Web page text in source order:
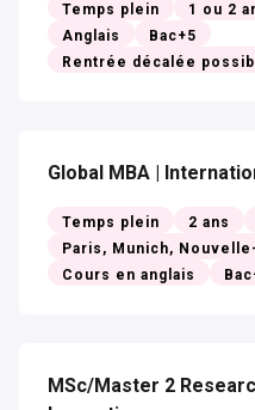
Temps plein 1 ou 2
Anglais
Bac+5
Rentrée décalée
Global MBA |
Temps plein 2 ans
Paris, Munich,
Cours en anglais
MSc/Master 2